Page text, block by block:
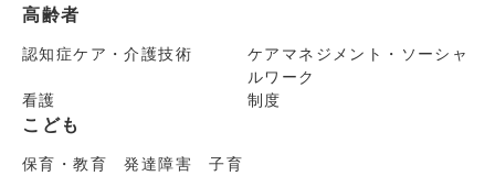
高齢者
認知症ケア・介護技術
ケアマネジメント・ソーシャ
ルワーク
看護
制度
こども
保育・教育 発達障害 子育